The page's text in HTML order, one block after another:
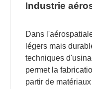
Industrie
Dans
légers mais
techniques
permet la
partir de